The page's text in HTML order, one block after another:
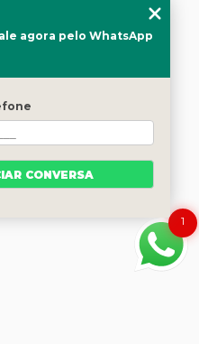
1
agora pelo WhatsApp
CONVERSA